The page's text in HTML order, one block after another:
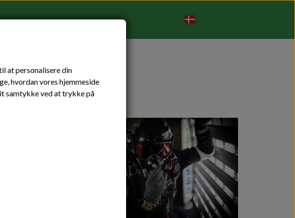
højde, helt oppe i
at personalisere din
hvordan vores hjemmeside
samtykke ved at trykke på